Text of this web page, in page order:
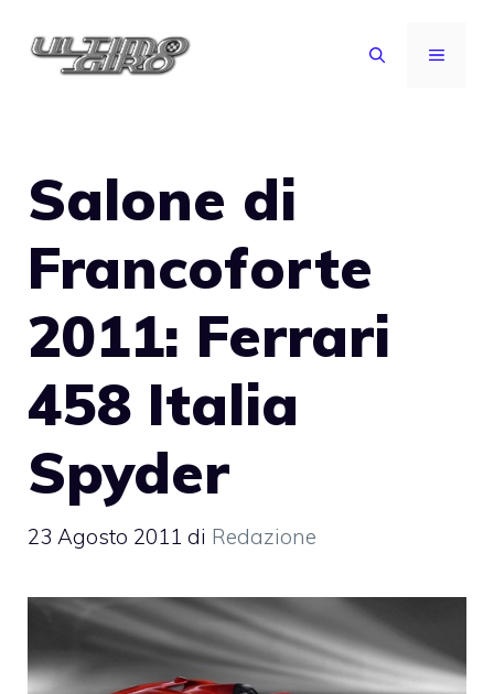
MENU
Salone di
Francoforte
2011: Ferrari
458 Italia
Spyder
23 Agosto 2011 di Redazione